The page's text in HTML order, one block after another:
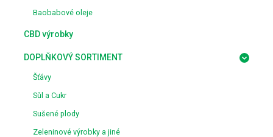
Baobabové oleje
CBD výrobky
DOPLŇKOVÝ SORTIMENT
Šťávy
Sůl a Cukr
Sušené plody
Zeleninové výrobky a jiné